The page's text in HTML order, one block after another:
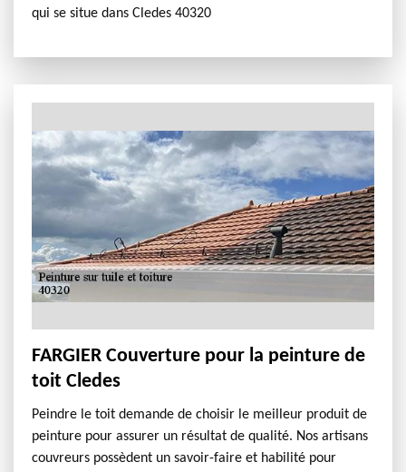
qui se situe dans Cledes 40320
FARGIER Couverture pour la peinture de
toit Cledes
Peindre le toit demande de choisir le meilleur produit de
peinture pour assurer un résultat de qualité. Nos artisans
couvreurs possèdent un savoir-faire et habilité pour